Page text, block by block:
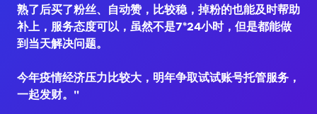
熟了后买了粉丝、自动赞，比较稳，掉粉的也能及时帮助
补上，服务态度可以，虽然不是7*24小时，但是都能做
到当天解决问题。
今年疫情经济压力比较大，明年争取试试账号托管服务，
一起发财。"